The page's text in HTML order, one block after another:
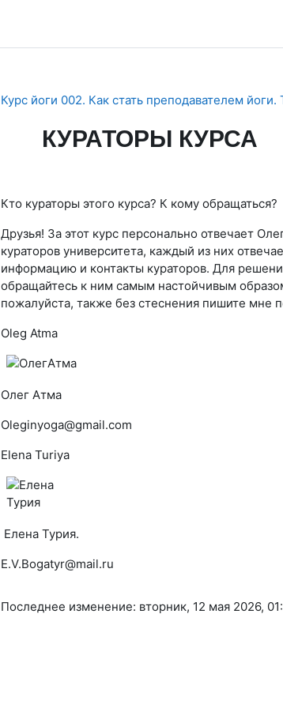
Курс йоги 002. Как стать преподавателем йоги.
КУРАТОРЫ КУРСА
Кто кураторы этого курса? К кому обращаться?
Друзья! За этот курс персонально отвечает
кураторов университета, каждый из них
информацию и контакты кураторов. Для
обращайтесь к ним самым настойчивым
пожалуйста, также без стеснения пишите мне
Oleg Atma
Олег Атма
Oleginyoga@gmail.com
Elena Turiya
Елена Турия.
E.V.Bogatyr@mail.ru
Последнее изменение: вторник, 12 мая 2026,